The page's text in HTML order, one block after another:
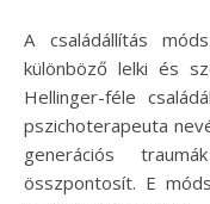
A családállítás módszere egyre népszerűbbé válik a
különböző lelki és
Hellinger-féle
pszichoterapeuta
generációs
összpontosít. E